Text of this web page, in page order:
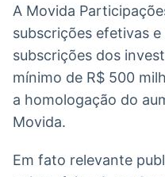
A Movida
subscrições efetivas
subscrições dos
mínimo de R$ 500
a homologação do
Movida.
Em fato relevante